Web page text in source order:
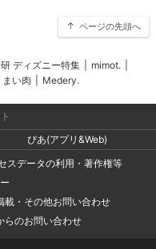
ページの先頭へ
ディズニー特集 mimot.
まい肉 Medery.
ぴあ(アプリ&Web)
スデータの利用・著作権等
載・その他お問い合わせ
らのお問い合わせ